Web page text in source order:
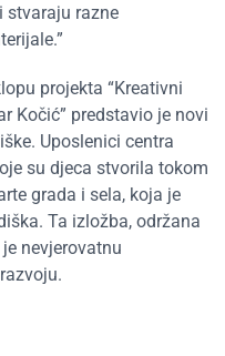
stvaraju razne
projekta “Kreativni
Kočić” predstavio je novi
Uposlenici centra
su djeca stvorila tokom
grada i sela, koja je
Ta izložba, održana
nevjerovatnu